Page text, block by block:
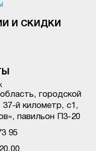
И СКИДКИ
городской
й километр, с1 ,
павильон П3-20
95